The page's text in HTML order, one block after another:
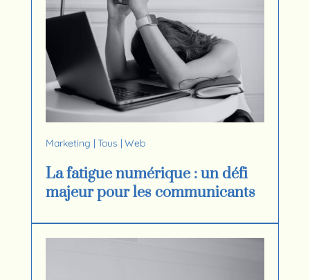
Marketing | Tous | Web
La fatigue numérique : un défi
majeur pour les communicants